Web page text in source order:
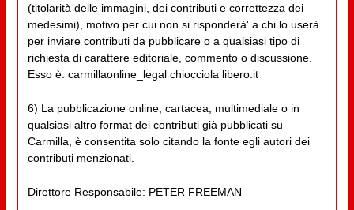
(titolarità delle immagini, dei contributi e correttezza dei
medesimi), motivo per cui non si risponderà' a chi lo userà
per inviare contributi da pubblicare o a qualsiasi tipo di
richiesta di carattere editoriale, commento o discussione.
Esso è: carmillaonline_legal chiocciola libero.it
6) La pubblicazione online, cartacea, multimediale o in
qualsiasi altro format dei contributi già pubblicati su
Carmilla, è consentita solo citando la fonte egli autori dei
contributi menzionati.
Direttore Responsabile: PETER FREEMAN